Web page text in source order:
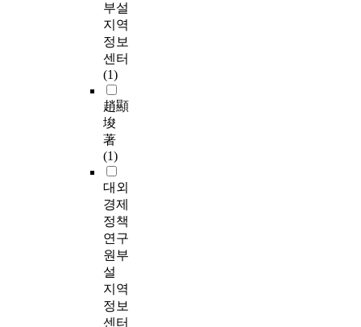
부설
지역
정보
센터
(1)
趙顯
埈
著
(1)
대외
경제
정책
연구
원부
설
지역
정보
센터